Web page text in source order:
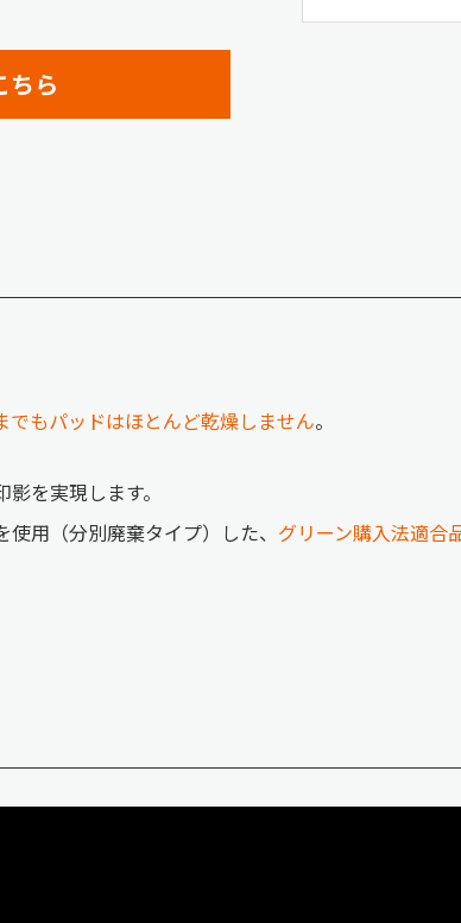
ちら
でもパッドはほとんど乾燥しません。
を実現します。
用（分別廃棄タイプ）した、 グリーン購入法適合